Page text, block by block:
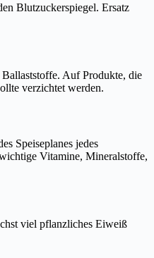
Blutzuckerspiegel. Ersatz
Auf Produkte, die
verzichtet werden.
Speiseplanes jedes
Vitamine, Mineralstoffe,
viel pflanzliches Eiweiß